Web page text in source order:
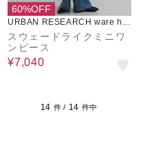
60%OFF
URBAN RESEARCH ware ho
use
スウェードライクミニワ
ンピース
¥7,040
14 件 / 14 件中